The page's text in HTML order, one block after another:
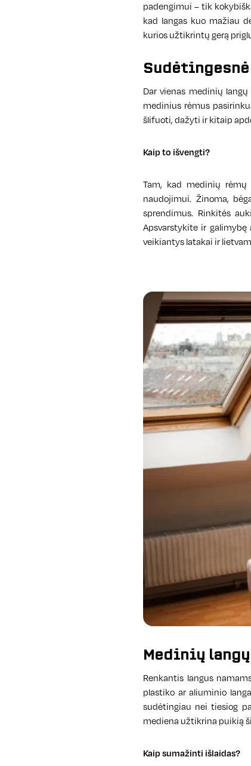
padengimui – tik
kad langas kuo mažiau
kurios užtikrintų gerą
Dar vienas medinių
medinius rėmus
šlifuoti, dažyti ir kitaip
Kaip to išvengti?
Tam, kad medinių
naudojimui. Žinoma,
sprendimus. Rinkitės
Apsvarstykite ir
veikiantys latakai ir
Medinių
Renkantis langus
plastiko ar aliuminio
sudėtingiau nei tiesiog
mediena užtikrina puikią
Kaip sumažinti išlaidas?